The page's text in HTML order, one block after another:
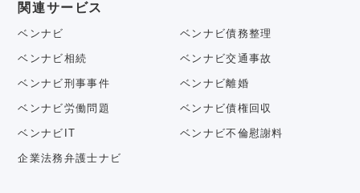
関連サービス
ベンナビ ベンナビ債務整理
ベンナビ相続 ベンナビ交通事故
ベンナビ刑事事件 ベンナビ離婚
ベンナビ労働問題 ベンナビ債権回収
ベンナビIT ベンナビ不倫慰謝料
企業法務弁護士ナビ